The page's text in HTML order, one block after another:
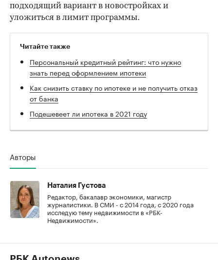
подходящий вариант в новостройках и
уложиться в лимит программы.
Читайте также
Персональный кредитный рейтинг: что нужно
знать перед оформлением ипотеки
Как снизить ставку по ипотеке и не получить отказ
от банка
Подешевеет ли ипотека в 2021 году
Авторы
Наталия Густова
Редактор, бакалавр экономики, магистр
журналистики. В СМИ - с 2014 года, с 2020 года
исследую тему недвижимости в «РБК-
Недвижимости».